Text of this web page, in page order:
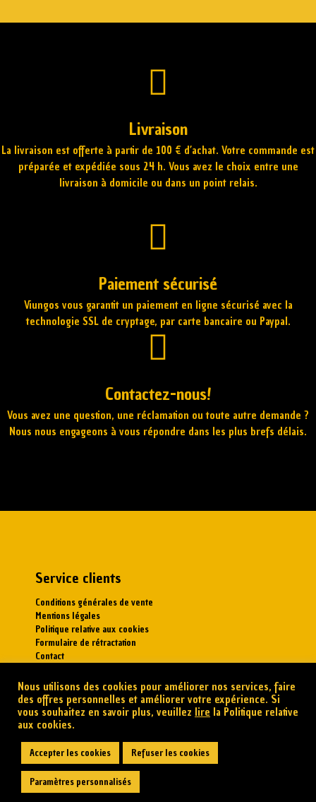
Livraison
La livraison est offerte à partir de 100 € d’achat. Votre commande est
préparée et expédiée sous 24 h. Vous avez le choix entre une
livraison à domicile ou dans un point relais.
Paiement sécurisé
Viungos vous garantit un paiement en ligne sécurisé avec la
technologie SSL de cryptage, par carte bancaire ou Paypal.
Contactez-nous!
Vous avez une question, une réclamation ou toute autre demande ?
Nous nous engageons à vous répondre dans les plus brefs délais.
Service clients
Conditions générales de vente
Mentions légales
Politique relative aux cookies
Formulaire de rétractation
Contact
Copyright © 2021 | Viungos
Nous utilisons des cookies pour améliorer nos services, faire
des offres personnelles et améliorer votre expérience. Si
vous souhaitez en savoir plus, veuillez lire la Politique relative
aux cookies.
Accepter les cookies Refuser les cookies
Paramètres personnalisés